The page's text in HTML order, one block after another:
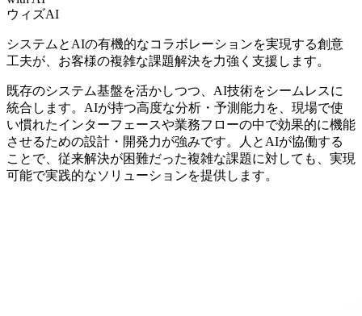
ウィズAI
システムとAIの有機的なコラボレーションを実現する創意
工夫が、お客様の複雑な課題解決を力強く支援します。
既存のシステム基盤を活かしつつ、AI技術をシームレスに
統合します。AIが持つ高度な分析・予測能力を、現場で使
い慣れたインターフェースや業務フローの中で効果的に機能
させるための設計・開発力が強みです。人とAIが協働する
ことで、従来解決が困難だった複雑な課題に対しても、実現
可能で実践的なソリューションを提供します。